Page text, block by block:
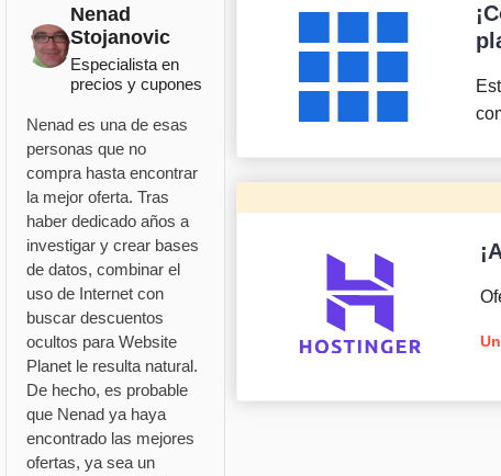
Nenad
Stojanovic
Especialista en
precios y cupones
Nenad es una de esas
personas que no
compra hasta encontrar
la mejor oferta. Tras
haber dedicado años a
investigar y crear bases
de datos, combinar el
uso de Internet con
buscar descuentos
ocultos para Website
Planet le resulta natural.
De hecho, es probable
que Nenad ya haya
encontrado las mejores
ofertas, ya sea un